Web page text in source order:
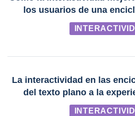
los usuarios de una
La interactividad en las
del texto plano a la